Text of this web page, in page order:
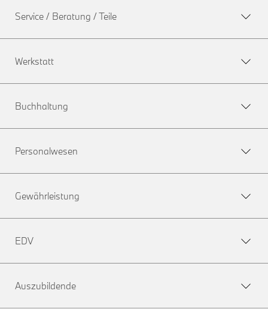
Service / Beratung / Teile
Werkstatt
Buchhaltung
Personalwesen
Gewährleistung
EDV
Auszubildende